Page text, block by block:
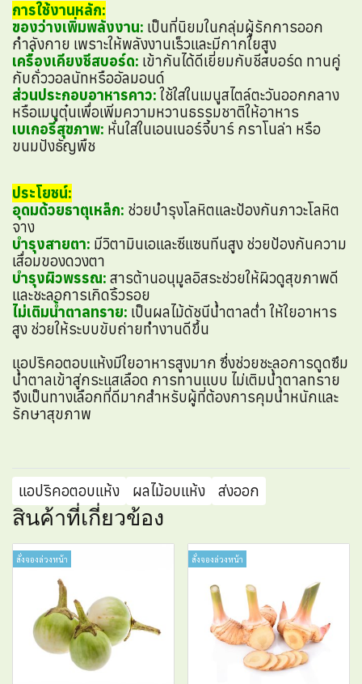
การใช้งานหลัก:
ของว่างเพิ่มพลังงาน: เป็นที่นิยมในกลุ่มผู้รักการออก
กำลังกาย เพราะให้พลังงานเร็วและมีกากใยสูง
เครื่องเคียงชีสบอร์ด: เข้ากันได้ดีเยี่ยมกับชีสบอร์ด ทานคู่
กับถั่ววอลนัทหรืออัลมอนด์
ส่วนประกอบอาหารคาว:ใช้ใส่ในเมนูสไตล์ตะวันออกกลาง
หรือเมนูตุ๋นเพื่อเพิ่มความหวานธรรมชาติให้อาหาร
เบเกอรี่สุขภาพ: หั่นใส่ในเอนเนอร์จี้บาร์ กราโนล่า หรือ
ขนมปังธัญพืช
ประโยชน์:
อุดมด้วยธาตุเหล็ก: ช่วยบำรุงโลหิตและป้องกันภาวะโลหิต
จาง
บำรุงสายตา: มีวิตามินเอและซีแซนทีนสูง ช่วยป้องกันความ
เสื่อมของดวงตา
บำรุงผิวพรรณ: สารต้านอนุมูลอิสระช่วยให้ผิวดูสุขภาพดี
และชะลอการเกิดริ้วรอย
ไม่เติมน้ำตาลทราย: เป็นผลไม้ดัชนีน้ำตาลต่ำ ให้ใยอาหาร
สูง ช่วยให้ระบบขับถ่ายทำงานดีขึ้น
แอปริคอตอบแห้งมีใยอาหารสูงมาก ซึ่งช่วยชะลอการดูดซึม
น้ำตาลเข้าสู่กระแสเลือด การทานแบบ ไม่เติมน้ำตาลทราย
จึงเป็นทางเลือกที่ดีมากสำหรับผู้ที่ต้องการคุมน้ำหนักและ
รักษาสุขภาพ
แอปริคอตอบแห้ง ผลไม้อบแห้ง ส่งออก
สินค้าที่เกี่ยวข้อง
สั่งจองล่วงหน้า สั่งจองล่วงหน้า